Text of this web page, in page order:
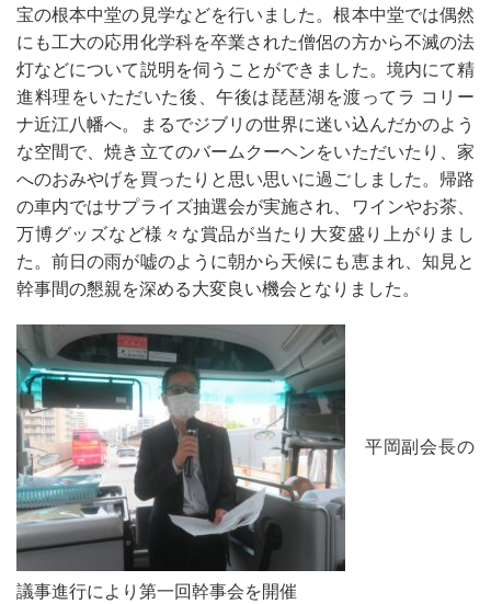
宝の根本中堂の見学などを行いました。根本中堂では偶然
にも工大の応用化学科を卒業された僧侶の方から不滅の法
灯などについて説明を伺うことができました。境内にて精
進料理をいただいた後、午後は琵琶湖を渡ってラ コリー
ナ近江八幡へ。まるでジブリの世界に迷い込んだかのよう
な空間で、焼き立てのバームクーヘンをいただいたり、家
へのおみやげを買ったりと思い思いに過ごしました。帰路
の車内ではサプライズ抽選会が実施され、ワインやお茶、
万博グッズなど様々な賞品が当たり大変盛り上がりまし
た。前日の雨が嘘のように朝から天候にも恵まれ、知見と
幹事間の懇親を深める大変良い機会となりました。
平岡副会長の
議事進行により第一回幹事会を開催